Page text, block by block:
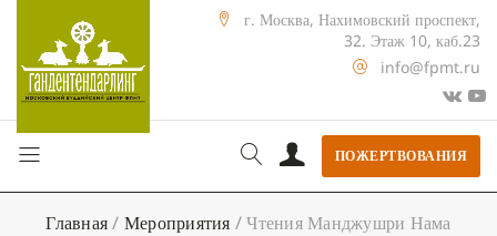
г. Москва, Нахимовский проспект,
32. Этаж 10, каб.23
info@fpmt.ru
ПОЖЕРТВОВАНИЯ
Главная/ Мероприятия /Чтения Манджушри Нама